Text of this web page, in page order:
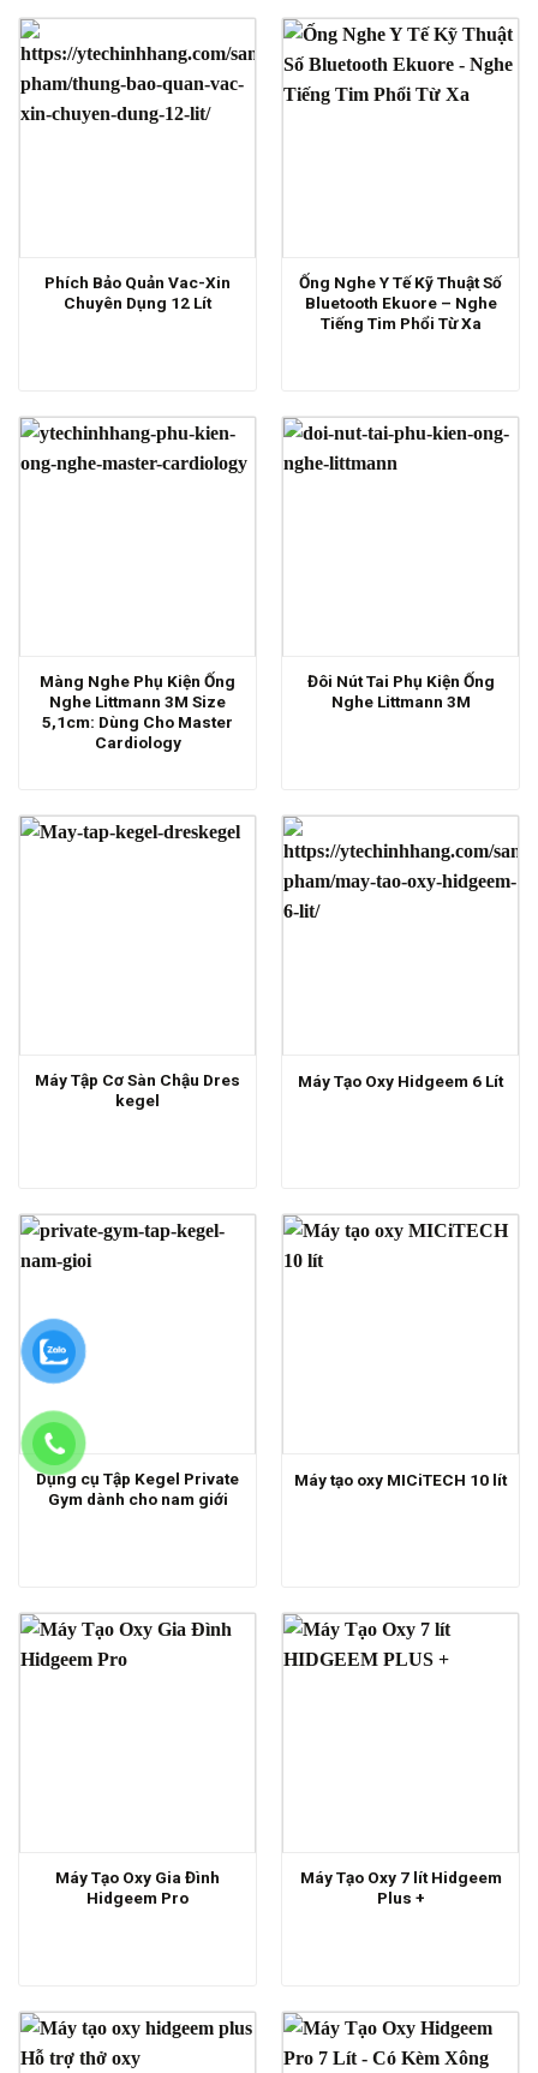
Phích Bảo Quản Vac-Xin
Chuyên Dụng 12 Lít
Ống Nghe Y Tế Kỹ Thuật Số
Bluetooth Ekuore – Nghe
Tiếng Tim Phổi Từ Xa
Màng Nghe Phụ Kiện Ống
Nghe Littmann 3M Size
5,1cm: Dùng Cho Master
Cardiology
Đôi Nút Tai Phụ Kiện Ống
Nghe Littmann 3M
Máy Tập Cơ Sàn Chậu Dres
kegel
Máy Tạo Oxy Hidgeem 6 Lít
Dụng cụ Tập Kegel Private
Gym dành cho nam giới
Máy tạo oxy MICiTECH 10 lít
Máy Tạo Oxy Gia Đình
Hidgeem Pro
Máy Tạo Oxy 7 lít Hidgeem
Plus +